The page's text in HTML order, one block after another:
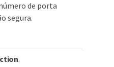
de porta
segura.
.